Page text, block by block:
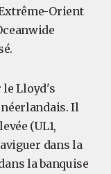
Orient
le Lloyd's
Il
(UL1,
dans la
la banquise